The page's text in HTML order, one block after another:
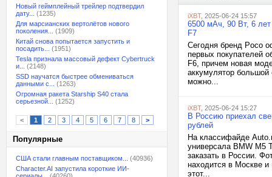
Новый геймплейный трейлер подтвердил
дату...
(1235)
Для марсианских вертолётов нового
поколения...
(1909)
Китай снова попытается запустить и
посадить...
(1951)
Tesla признала массовый дефект Cybertruck
и...
(2148)
SSD научатся быстрее обмениваться
данными с...
(1263)
Огромная ракета Starship S40 стала
серьезной...
(1252)
< 1 2 3 4 5 6 7 8 >
Популярные
США стали главным поставщиком...
(40936)
Character.AI запустила короткие ИИ-
iXBT, 2025-06-24 15:57
6500 мАч, 90 Вт, 6
F7
Сегодня бренд Poco
первых покупателей
F6, причем новая
аккумулятор
можно...
iXBT, 2025-06-24 15:27
В Россию приехал
рублей
На классифайде
универсала BMW M5
заказать в России.
находится в Москве и
этот...